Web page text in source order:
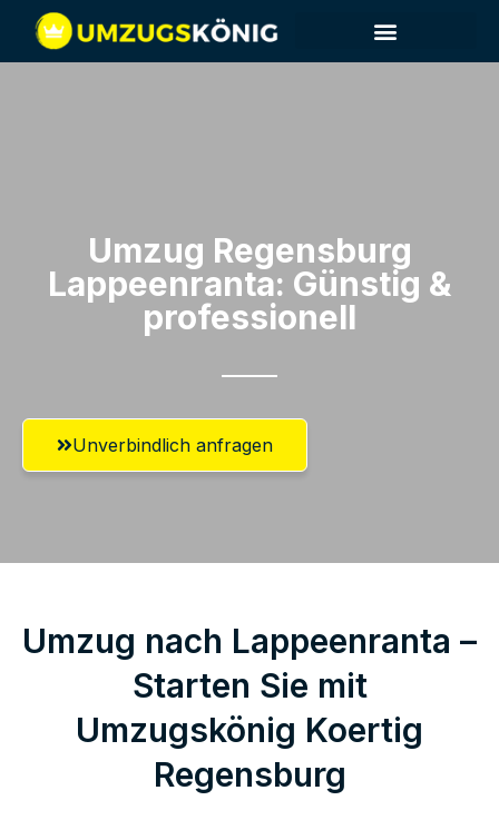
Umzug Regensburg​
Lappeenranta: Günstig &
professionell​
Unverbindlich anfragen
Umzug nach Lappeenranta –
Starten Sie mit
Umzugskönig Koertig
Regensburg